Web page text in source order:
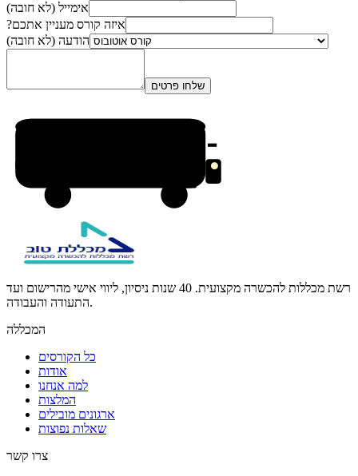
אימייל (לא חובה)
איזה קורס מעניין אתכם?
הודעה (לא חובה)
שלחו פרטים
רשת מכללות להכשרה מקצועית. 40 שנות ניסיון, ליווי אישי מהרישום ועד
התעודה והעבודה.
המכללה
כל הקורסים
אודות
למה אנחנו
המלצות
ארגונים מובילים
שאלות נפוצות
צרו קשר